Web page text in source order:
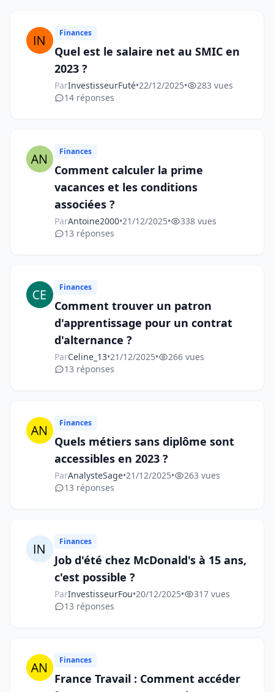
Finances
Quel est le salaire net au SMIC en
2023 ?
ParInvestisseurFuté•22/12/2025•
283 vues
14 réponses
Finances
Comment calculer la prime
vacances et les conditions
associées ?
ParAntoine2000•21/12/2025•
338 vues
13 réponses
Finances
Comment trouver un patron
d'apprentissage pour un contrat
d'alternance ?
ParCeline_13•21/12/2025•
266 vues
13 réponses
Finances
Quels métiers sans diplôme sont
accessibles en 2023 ?
ParAnalysteSage•21/12/2025•
263 vues
13 réponses
Finances
Job d'été chez McDonald's à 15 ans,
c'est possible ?
ParInvestisseurFou•20/12/2025•
317 vues
13 réponses
Finances
France Travail : Comment accéder